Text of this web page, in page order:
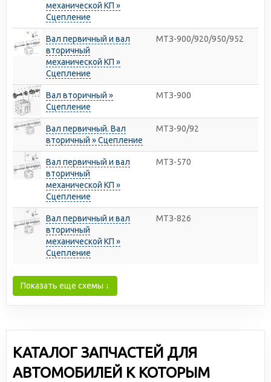
механической КП »
Сцепление
Вал первичный и вал
вторичный
механической КП »
Сцепление
МТЗ-900/920/950/952
Вал вторичный »
Сцепление
МТЗ-900
Вал первичный. Вал
вторичный » Сцепление
МТЗ-90/92
Вал первичный и вал
вторичный
механической КП »
Сцепление
МТЗ-570
Вал первичный и вал
вторичный
механической КП »
Сцепление
МТЗ-826
Показать еще схемы ↓
КАТАЛОГ ЗАПЧАСТЕЙ ДЛЯ
АВТОМОБИЛЕЙ К КОТОРЫМ